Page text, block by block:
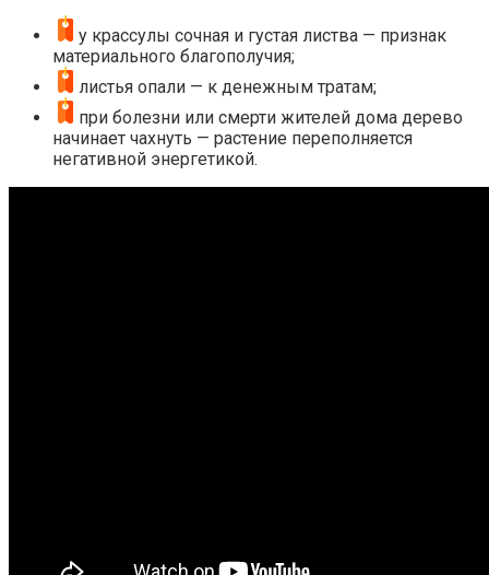
у крассулы сочная и густая листва — признак
материального благополучия;
листья опали — к денежным тратам;
при болезни или смерти жителей дома дерево
начинает чахнуть — растение переполняется
негативной энергетикой.